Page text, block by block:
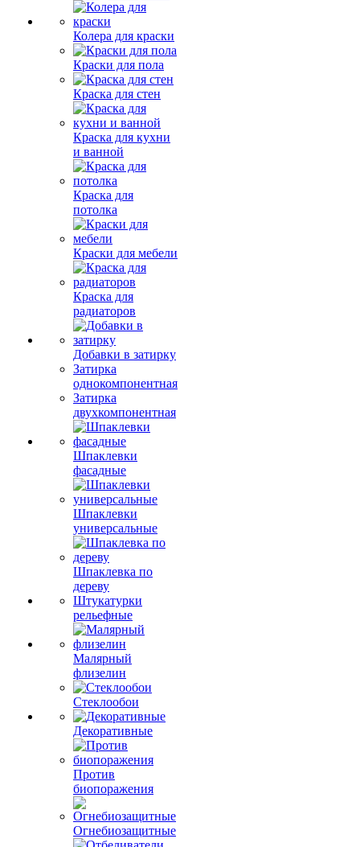
Колера для краски
Краски для пола
Краска для стен
Краска для кухни
и ванной
Краска для
потолка
Краски для мебели
Краска для
радиаторов
Добавки в затирку
Затирка
однокомпонентная
Затирка
двухкомпонентная
Шпаклевки
фасадные
Шпаклевки
универсальные
Шпаклевка по
дереву
Штукатурки
рельефные
Малярный
флизелин
Стеклообои
Декоративные
Против
биопоражения
Огнебиозащитные